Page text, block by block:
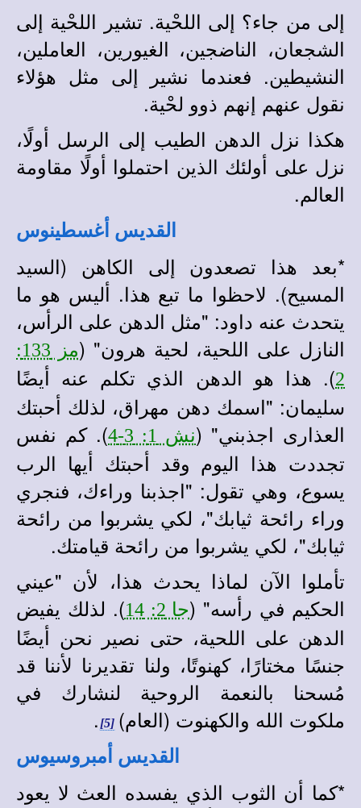
إلى من جاء؟ إلى اللحْية. تشير اللحْية إلى
الشجعان، الناضجين، الغيورين، العاملين،
النشيطين. فعندما نشير إلى مثل هؤلاء
نقول عنهم إنهم ذوو لحْية.
هكذا نزل الدهن الطيب إلى الرسل أولًا،
نزل على أولئك الذين احتملوا أولًا مقاومة
العالم.
القديس أغسطينوس
*بعد هذا تصعدون إلى الكاهن (السيد
المسيح). لاحظوا ما تبع هذا. أليس هو ما
يتحدث عنه داود: "مثل الدهن على الرأس،
النازل على اللحية، لحية هرون" (
مز 133:
2). هذا هو الدهن الذي تكلم عنه أيضًا
سليمان: "اسمك دهن مهراق، لذلك أحبتك
العذارى اجذبني" (نش 1: 3-4
). كم نفس
تجددت هذا اليوم وقد أحبتك أيها الرب
يسوع، وهي تقول: "اجذبنا وراءك، فنجري
وراء رائحة ثيابك"، لكي يشربوا من رائحة
ثيابك"، لكي يشربوا من رائحة قيامتك.
تأملوا الآن لماذا يحدث هذا، لأن "عيني
الحكيم في رأسه" (جا 2: 14
). لذلك يفيض
الدهن على اللحية، حتى نصير نحن أيضًا
جنسًا مختارًا، كهنوتًا، ولنا تقديرنا لأننا قد
مُسحنا بالنعمة الروحية لنشارك في
ملكوت الله والكهنوت (العام) [5]
.
القديس أمبروسيوس
*كما أن الثوب الذي يفسده العث لا يعود